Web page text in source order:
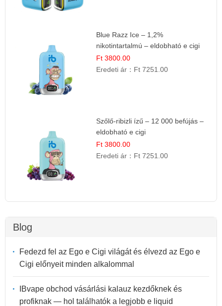
Blue Razz Ice – 1,2%
nikotintartalmú – eldobható e cigi
Ft 3800.00
Eredeti ár： Ft 7251.00
Szőlő-ribizli ízű – 12 000 befújás –
eldobható e cigi
Ft 3800.00
Eredeti ár： Ft 7251.00
Blog
Fedezd fel az Ego e Cigi világát és élvezd az Ego e
Cigi előnyeit minden alkalommal
IBvape obchod vásárlási kalauz kezdőknek és
profiknak — hol találhatók a legjobb e liquid